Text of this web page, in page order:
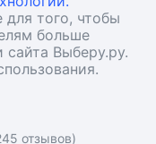
того, чтобы
больше
Выберу.ру.
отзывов)